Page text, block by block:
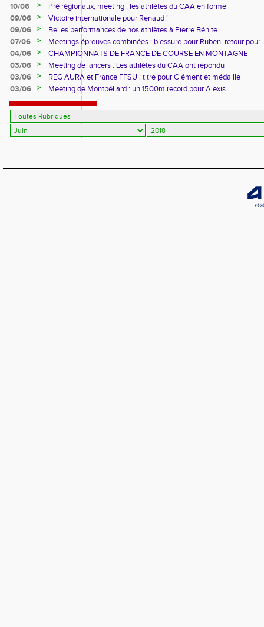
10/06
>
Pré régionaux, meeting : les athlètes du CAA en forme
ascendante...
09/06 >
Victoire internationale pour Renaud !
09/06
>
Belles performances de nos athlètes à Pierre Bénite
07/06
>
Meetings épreuves combinées : blessure pour Ruben, retour pour
Mathilde
04/06 >
CHAMPIONNATS DE FRANCE DE COURSE EN MONTAGNE
03/06
>
Meeting de lancers : Les athlètes du CAA ont répondu
"performance"
03/06 >
REG AURA et France FFSU : titre pour Clément et médaille
bronzée pour Candice
03/06 > Meeting de Montbéliard : un 1500m record pour Alexis